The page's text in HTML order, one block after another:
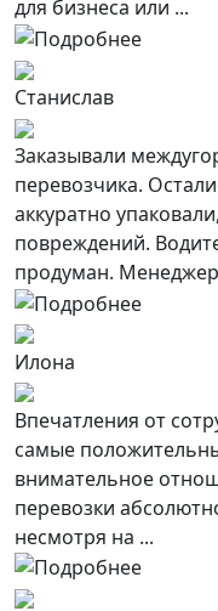
для бизнеса или ...
Станислав
Заказывали
перевозчика.
аккуратно
повреждений.
продуман.
Илона
Впечатления от
самые
внимательное
перевозки
несмотря на ...